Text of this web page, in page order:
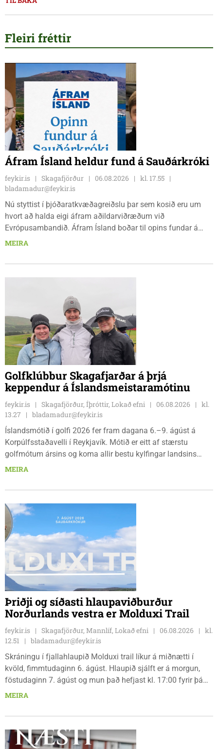
Fleiri fréttir
Áfram Ísland heldur fund á Sauðárkróki
feykir.is Skagafjörður 06.08.2026
kl. 17.55
bladamadur@feykir.is
Nú styttist í þjóðaratkvæðagreiðslu þar sem kosið eru um
hvort að halda eigi áfram aðildarviðræðum við
Evrópusambandið. Áfram Ísland boðar til opins fundar á
Frímúrarasalnum Borgarmýri 1 á Sauðarkróki, laugardaginn
nauðsynleg.
MEIRA
Golfklúbbur Skagafjarðar á þrjá
keppendur á Íslandsmeistaramótinu
feykir.is Skagafjörður, Íþróttir, Lokað efni 06.08.2026
kl.
13.27
bladamadur@feykir.is
Íslandsmótið í golfi 2026 fer fram dagana 6.–9. ágúst á
Korpúlfsstaðavelli í Reykjavík. Mótið er eitt af stærstu
golfmótum ársins og koma allir bestu kylfingar landsins
saman til að sýna hæfileika sína. Golfklúbbur Skagafjarðar
Dagbjörtu Sísí Einarsdóttur, sem er nýkrýndur klúbbmeistari
MEIRA
Þriðji og síðasti hlaupaviðburður
Norðurlands vestra er Molduxi Trail
feykir.is Skagafjörður, Mannlíf, Lokað efni 06.08.2026
kl.
12.51
bladamadur@feykir.is
Skráningu í fjallahlaupið Molduxi trail líkur á miðnætti í
kvöld, fimmtudaginn 6. ágúst. Hlaupið sjálft er á morgun,
föstudaginn 7. ágúst og mun það hefjast kl. 17:00 fyrir þá
keppendur sem ætla sér 20 km em kl. 18:00 fyrir 12 km
fjölbrautaskólans en þar er líka komið í mark þannig
styðja hlauparana áfram.
MEIRA